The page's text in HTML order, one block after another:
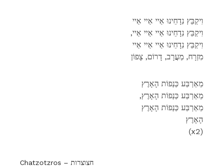
וִיקַבֵּץ נִדָחֵינוּ אַיי אַיי אַיי
,וִיקַבֵּץ נִדָחֵינוּ אַיי אַיי אַיי
וִיקַבֵּץ נִדָחֵינוּ אַיי אַיי אַיי
מִזְרָח, מַעֲרָב, דָרוֹם, צָפוֹן
מֵאַרְבַּע כַּנְפוֹת הָאָרֶץ
,מֵאַרְבַּע כַּנְפוֹת הָאָרֶץ
מֵאַרְבַּע כַּנְפוֹת הָאָרֶץ
הָאָרֶץ
(x2)
Chatzotzros – חצוצרות